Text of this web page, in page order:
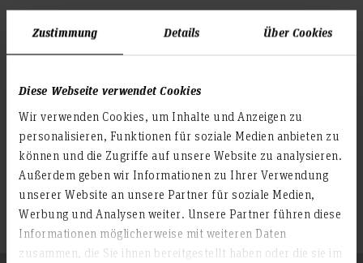
Zustimmung Details Über Cookies
Diese Webseite verwendet Cookies
Wir verwenden Cookies, um Inhalte und Anzeigen zu
personalisieren, Funktionen für soziale Medien anbieten zu
können und die Zugriffe auf unsere Website zu analysieren.
Außerdem geben wir Informationen zu Ihrer Verwendung
unserer Website an unsere Partner für soziale Medien,
Werbung und Analysen weiter. Unsere Partner führen diese
Informationen möglicherweise mit weiteren Daten
zusammen, die Sie ihnen bereitgestellt haben oder die sie im
Zweitprüfer: Elias Ferdinand Holzknecht B.A.
© Alois Lorenz Huter
© Alois Lorenz Huter
© Alois Lorenz Huter
© Alois Lorenz Huter